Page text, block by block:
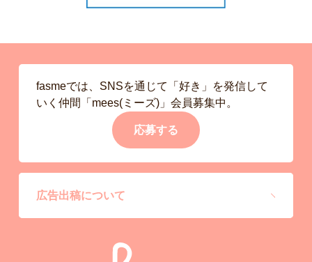
fasmeでは、SNSを通じて「好き」を発信して
いく仲間「mees(ミーズ)」会員募集中。
応募する
広告出稿について